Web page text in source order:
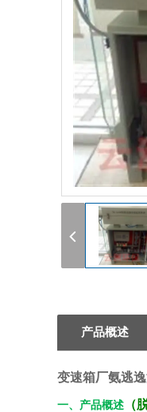
产品概述
变速箱厂氨逃
一、产品概述 （